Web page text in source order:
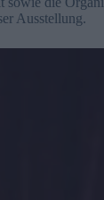
Ausstellung.